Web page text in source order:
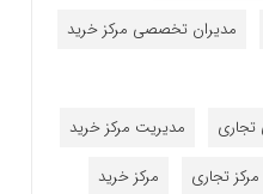
مدیران تخصصی مرکز خرید
تجاری
مدیریت مرکز خرید
مرکز تجاری
مرکز خرید